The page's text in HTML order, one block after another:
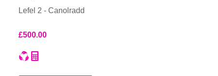
Lefel 2 - Canolradd
£500.00